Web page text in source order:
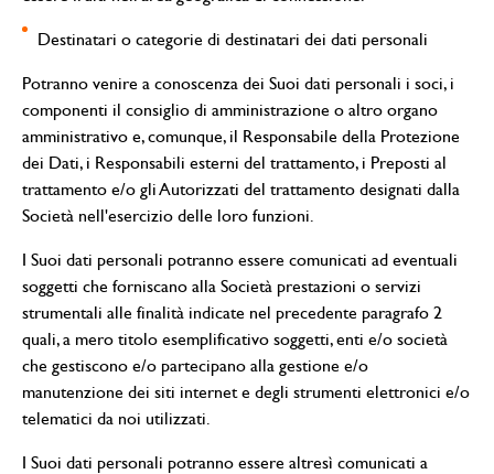
Destinatari o categorie di destinatari dei dati personali
Potranno venire a conoscenza dei Suoi dati personali i soci, i
componenti il consiglio di amministrazione o altro organo
amministrativo e, comunque, il Responsabile della Protezione
dei Dati, i Responsabili esterni del trattamento, i Preposti al
trattamento e/o gli Autorizzati del trattamento designati dalla
Società nell'esercizio delle loro funzioni.
I Suoi dati personali potranno essere comunicati ad eventuali
soggetti che forniscano alla Società prestazioni o servizi
strumentali alle finalità indicate nel precedente paragrafo 2
quali, a mero titolo esemplificativo soggetti, enti e/o società
che gestiscono e/o partecipano alla gestione e/o
manutenzione dei siti internet e degli strumenti elettronici e/o
telematici da noi utilizzati.
I Suoi dati personali potranno essere altresì comunicati a